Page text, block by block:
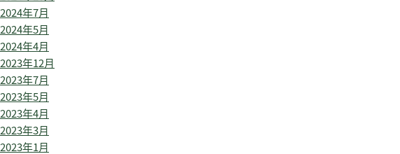
2024年7月
2024年5月
2024年4月
2023年12月
2023年7月
2023年5月
2023年4月
2023年3月
2023年1月